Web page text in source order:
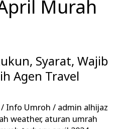
Murah
Syarat, Wajib
Agen Travel
/ Info Umroh / admin alhijaz
weather, aturan umrah